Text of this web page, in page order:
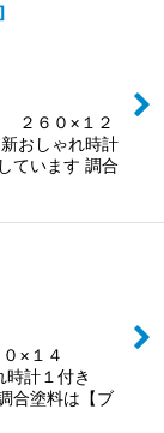
]
２６０×１２
しゃれ時計
います 調合
×１４
計１付き
合塗料は【ブ